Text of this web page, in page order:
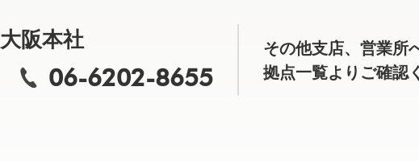
大阪本社
06-6202-8655
その他支店、営業所
拠点一覧よりご確認